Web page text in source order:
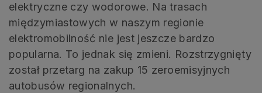
elektryczne czy wodorowe. Na trasach
międzymiastowych w naszym regionie
elektromobilność nie jest jeszcze bardzo
popularna. To jednak się zmieni. Rozstrzygnięty
został przetarg na zakup 15 zeroemisyjnych
autobusów regionalnych.